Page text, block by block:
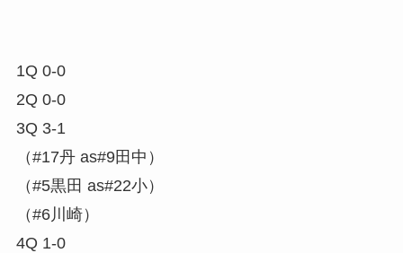
1Q 0-0
2Q 0-0
3Q 3-1
（#17丹 as#9田中）
（#5黒田 as#22小）
（#6川崎）
4Q 1-0